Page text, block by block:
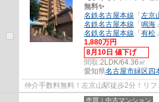
無料✨️
名鉄名古屋本線 「 左京
名鉄名古屋本線 「 鳴海
名鉄名古屋本線 「 有松
1,880万円
8月10日 値下げ
間取:2LDK/64.36㎡
愛知県名古屋市緑区 四
仲介手数料無料！左京山駅徒歩2分！リフ
売買｜中古マンション